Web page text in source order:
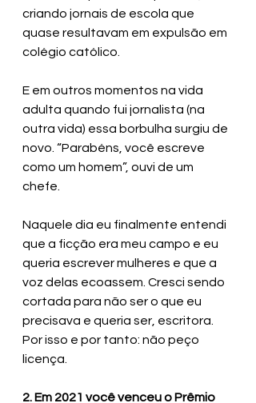
criando jornais de escola que
quase resultavam em expulsão em
colégio católico.
E em outros momentos na vida
adulta quando fui jornalista (na
outra vida) essa borbulha surgiu de
novo. “Parabéns, você escreve
como um homem”, ouvi de um
chefe.
Naquele dia eu finalmente entendi
que a ficção era meu campo e eu
queria escrever mulheres e que a
voz delas ecoassem. Cresci sendo
cortada para não ser o que eu
precisava e queria ser, escritora.
Por isso e por tanto: não peço
licença.
2. Em 2021 você venceu o Prêmio